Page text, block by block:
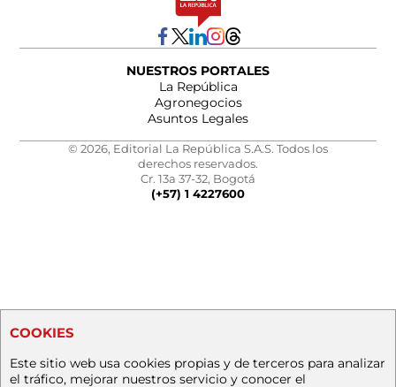
NUESTROS PORTALES
La República
Agronegocios
Asuntos Legales
© 2026, Editorial La República S.A.S. Todos los
derechos reservados.
Cr. 13a 37-32, Bogotá
(+57) 1 4227600
COOKIES
Este sitio web usa cookies propias y de terceros para analizar
el tráfico, mejorar nuestros servicio y conocer el